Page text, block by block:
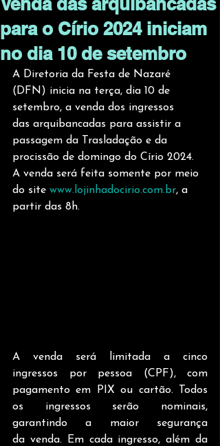
para o Círio 2024 iniciam
no dia 10 de setembro
A Diretoria da Festa de Nazaré
(DFN) inicia na terça, dia 10 de
setembro, a venda dos ingressos
das arquibancadas para assistir a
passagem da Trasladação e da
procissão de domingo do Círio 2024.
A venda será feita somente por meio
do site www.lojinhadocirio.com.br, a
partir das 8h.
A venda será limitada a
cinco
ingressos por pessoa (CPF), com
pagamento em PIX ou cartão. Todos
os ingressos serão nominais,
garantindo a maior segurança
da venda. Em cada ingresso, além da